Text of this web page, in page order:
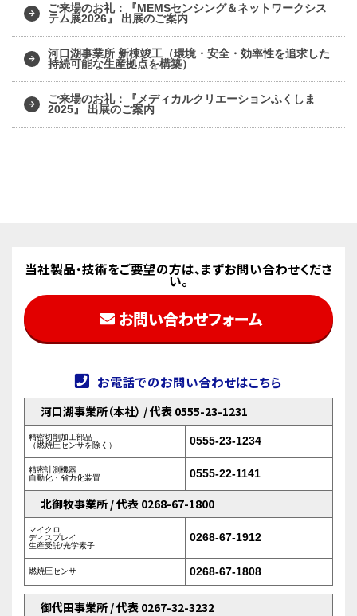
ご来場のお礼：『MEMSセンシング＆ネットワークシス
テム展2026』 出展のご案内
河口湖事業所 新棟竣工（環境・安全・効率性を追求した
持続可能な生産拠点を構築）
ご来場のお礼：『メディカルクリエーションふくしま
2025』 出展のご案内
当社製品・技術をご要望の方は、まずお問い合わせくださ
い。
お問い合わせフォーム
お電話でのお問い合わせはこちら
河口湖事業所（本社） / 代表 0555-23-1231
精密切削加工部品
（燃焼圧センサを除く）
0555-23-1234
精密計測機器
自動化・省力化装置
0555-22-1141
北御牧事業所 / 代表 0268-67-1800
マイクロ
ディスプレイ
生産受託/光学素子
0268-67-1912
燃焼圧センサ 0268-67-1808
御代田事業所 / 代表 0267-32-3232